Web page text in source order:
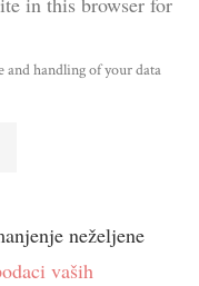
and handling of your data
neželjene
vaših